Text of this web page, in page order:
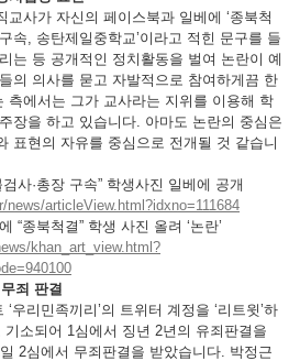
사가 자신의 페이스북과 일베에 ‘종북척
속, 송탄제일중학교’이라고 적힌 문구를 들
는 등 공개적인 정치활동을 벌여 논란이 예
의 의사를 묻고 자발적으로 참여하게끔 한
측에서는 그가 교사라는 지위를 이용해 학
장을 하고 있습니다. 아마도 논란의 중심은
표현의 자유를 중심으로 전개될 것 같습니
사·총장 구속” 학생사진 일베에 공개
news/articleView.html?idxno=111684
“종북척결” 학생 사진 올려 ‘논란’
khan_art_view.html?
죄 판결
우리민족끼리’의 트위터 계정을 ‘리트윗’하
기소되어 1심에서 징년 2년의 유죄판결을
2심에서 무죄판결을 받았습니다. 박정근